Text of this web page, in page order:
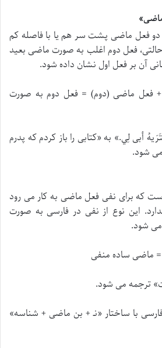
فعل ماضی پشت سر هم یا با فاصله کم
فعل دوم اغلب به صورت ماضی بعید
آن بر فعل اول نشان داده شود.
فعل ماضی (دوم) = فعل دوم به صورت
أبی لِي.» به «کتابی را باز کردم که پدرم
می شود.
که برای نفی فعل ماضی به کار می رود
این نوع از نفی در فارسی به صورت
شود.
ماضی ساده منفی
ترجمه می شود.
با ساختار «ن‍ـ + بن ماضی + شناسه»